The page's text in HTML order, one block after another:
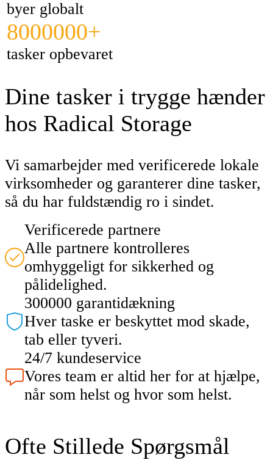
byer globalt
8000000+
tasker opbevaret
Dine tasker i trygge hænder
hos Radical Storage
Vi samarbejder med verificerede lokale
virksomheder og garanterer dine tasker,
så du har fuldstændig ro i sindet.
Verificerede partnere
Alle partnere kontrolleres
omhyggeligt for sikkerhed og
pålidelighed.
300000 garantidækning
Hver taske er beskyttet mod skade,
tab eller tyveri.
24/7 kundeservice
Vores team er altid her for at hjælpe,
når som helst og hvor som helst.
Ofte Stillede Spørgsmål